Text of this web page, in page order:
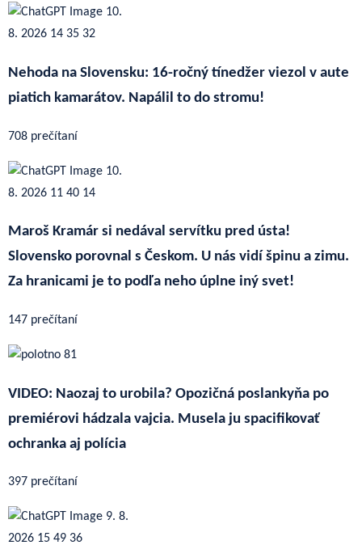
Nehoda na Slovensku: 16-ročný tínedžer viezol v aute
piatich kamarátov. Napálil to do stromu!
708 prečítaní
Maroš Kramár si nedával servítku pred ústa!
Slovensko porovnal s Českom. U nás vidí špinu a zimu.
Za hranicami je to podľa neho úplne iný svet!
147 prečítaní
VIDEO: Naozaj to urobila? Opozičná poslankyňa po
premiérovi hádzala vajcia. Musela ju spacifikovať
ochranka aj polícia
397 prečítaní